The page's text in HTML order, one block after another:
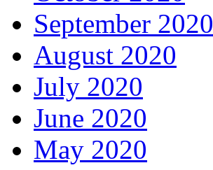
September 2020
August 2020
July 2020
June 2020
May 2020